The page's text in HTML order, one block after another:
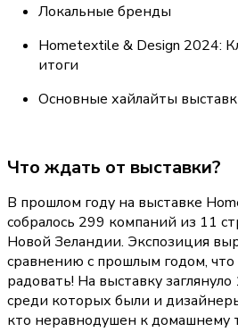
Локальные бренды
Hometextile & Design 2024:
итоги
Основные хайлайты
Что ждать от выставки?
В прошлом году на выставке
собралось 299 компаний из 11
Новой Зеландии. Экспозиция
сравнению с прошлым годом,
радовать! На выставку
среди которых были и
кто неравнодушен к домашнему